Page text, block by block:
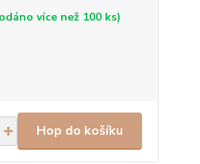
více než 100 ks)
Hop do košíku